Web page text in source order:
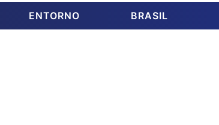
ENTORNO BRASIL